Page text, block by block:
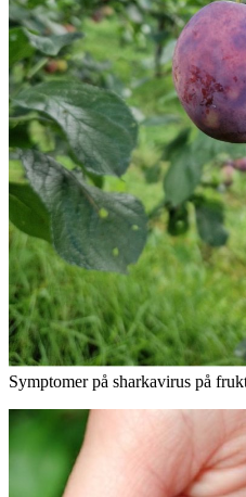
Symptomer på sharkavirus på